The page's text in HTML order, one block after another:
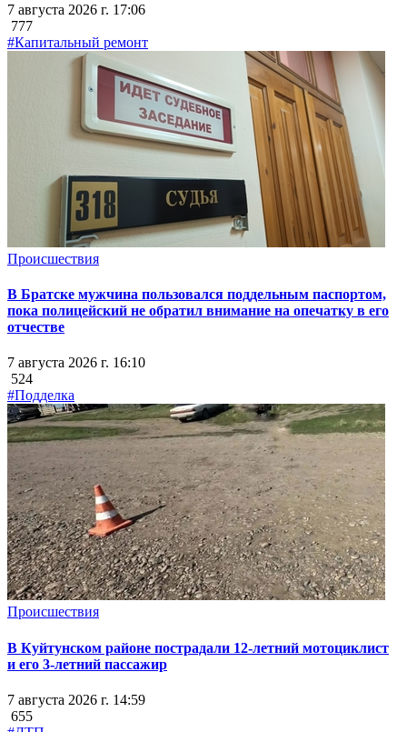
7 августа 2026 г. 17:06
777
#Капитальный ремонт
Происшествия
В Братске мужчина пользовался поддельным паспортом,
пока полицейский не обратил внимание на опечатку в его
отчестве
7 августа 2026 г. 16:10
524
#Подделка
Происшествия
В Куйтунском районе пострадали 12-летний мотоциклист
и его 3-летний пассажир
7 августа 2026 г. 14:59
655